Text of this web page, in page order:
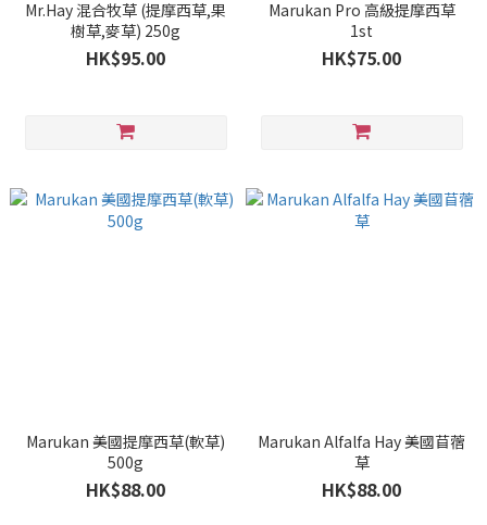
Mr.Hay 混合牧草 (提摩西草,果
樹草,麥草) 250g
HK$95.00
Marukan Pro 高級提摩西草
1st
HK$75.00
Marukan 美國提摩西草(軟草)
500g
HK$88.00
Marukan Alfalfa Hay 美國苜蓿
草
HK$88.00